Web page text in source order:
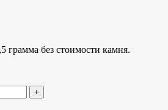
грамма без стоимости камня.